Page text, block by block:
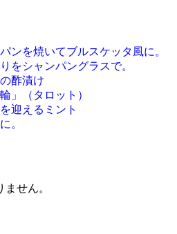
ンを焼いてブルスケッタ風に。
をシャンパングラスで。
酢漬け
」（タロット）
迎えるミント
。
せん。